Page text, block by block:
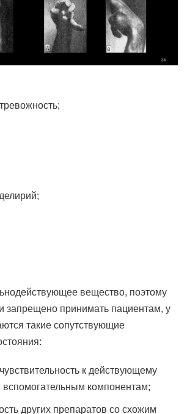
вещество, поэтому
запрещено принимать пациентам, у
такие сопутствующие
к действующему
вспомогательным компонентам;
других препаратов со схожим